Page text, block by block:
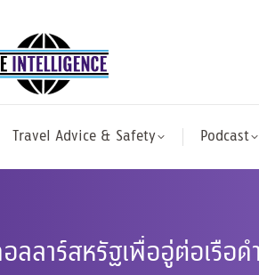
Travel Advice & Safety Podcast
ลาร์สหรัฐเพื่ออู่ต่อเรือ